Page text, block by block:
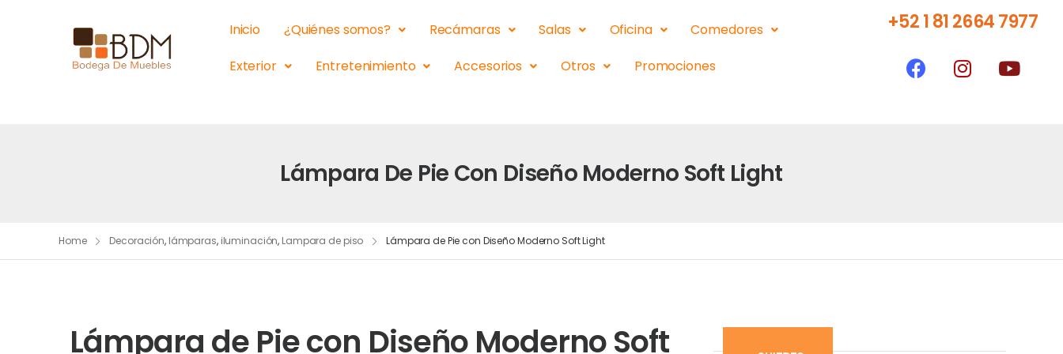
Inicio ¿Quiénes somos? Recámaras Salas Oficina
Comedores
Exterior
Entretenimiento Accesorios Otros Promociones
+52 1 81 2664 7977
Lámpara De Pie Con Diseño Moderno Soft Light
Home Decoración, lámparas, iluminación, Lampara de piso Lámpara de Pie con Diseño Moderno Soft Light
Lámpara de Pie con Diseño Moderno Soft